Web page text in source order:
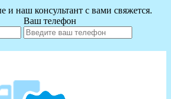
и наш консультант с вами свяжется.
Ваш телефон